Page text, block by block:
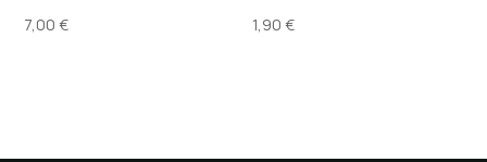
7,00€ 1,90€